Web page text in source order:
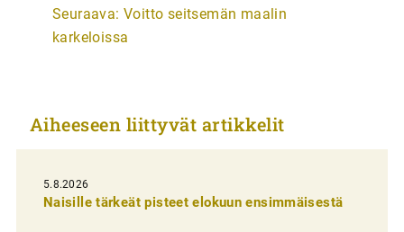
i
l
e
Seuraava: Voitto seitsemän maalin
karkeloissa
Aiheeseen liittyvät artikkelit
5.8.2026
Naisille tärkeät pisteet elokuun ensimmäisestä